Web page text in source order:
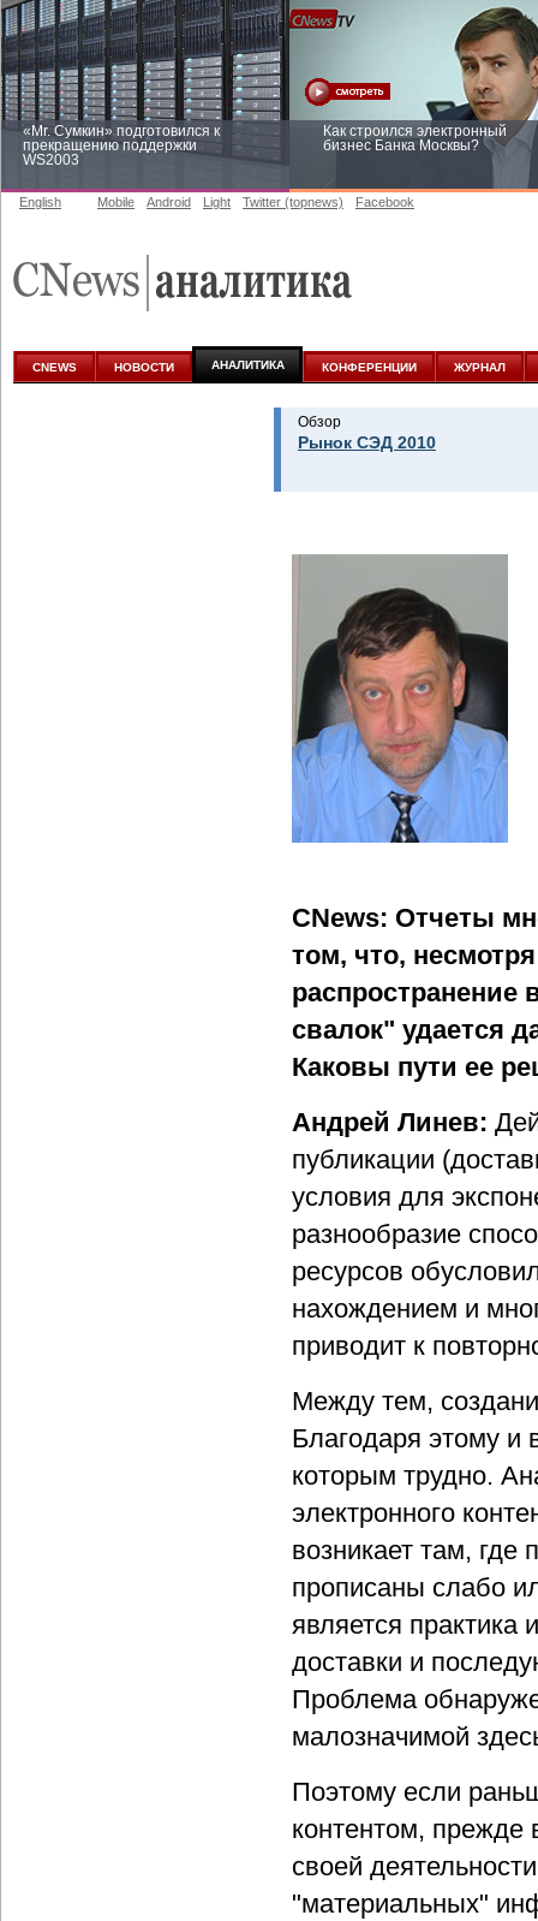
«Mr. Сумкин» подготовился к
прекращению поддержки
WS2003
Как строился электронный
бизнес Банка Москвы?
аналитике
English Mobile Android Light Twitter (topnews) Facebook
CNEWS НОВОСТИ АНАЛИТИКА КОНФЕРЕНЦИИ ЖУРНАЛ
Обзор
Рынок СЭД 2010
CNews: Отчеты
том, что,
свалок" удается
Каковы пути ее
Андрей Линев:
публикации
условия для
разнообразие
ресурсов
нахождением и
приводит к
Между тем,
Благодаря этому и
которым трудно.
электронного
возникает там,
прописаны слабо
является практика
доставки и
Проблема
малозначимой
Поэтому если
контентом, прежде
своей
"материальных"